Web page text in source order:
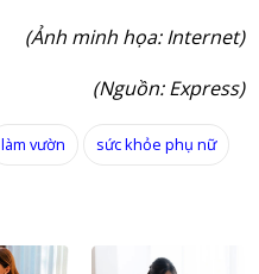
(Ảnh minh họa: Internet)
(Nguồn: Express)
làm vườn sức khỏe phụ nữ